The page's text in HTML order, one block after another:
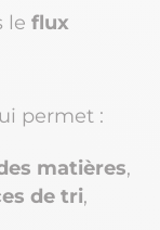
le flux
permet :
matières,
de tri,